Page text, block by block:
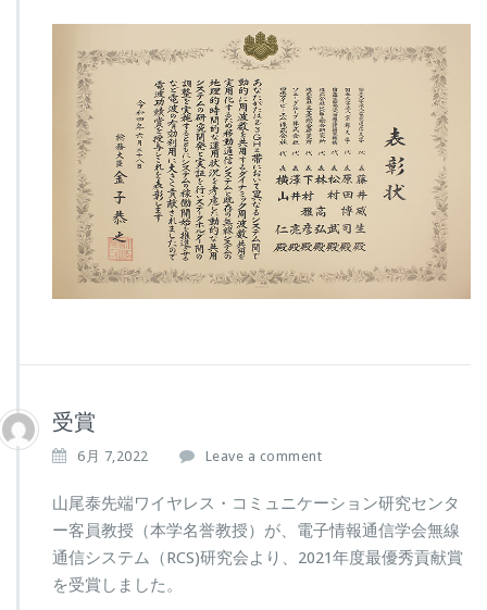
受賞
6月 7,2022 Leave a comment
山尾泰先端ワイヤレス・コミュニケーション研究センタ
ー客員教授（本学名誉教授）が、電子情報通信学会無線
通信システム（RCS)研究会より、2021年度最優秀貢献賞
を受賞しました。